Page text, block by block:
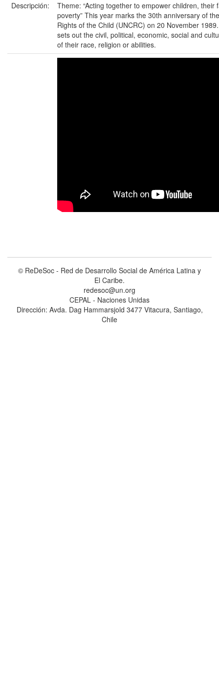
Descripción:
Theme: “Acting together to empower children,
poverty” This year marks the 30th anniversary of
Rights of the Child (UNCRC) on 20 November
sets out the civil, political, economic, social and
of their race, religion or abilities.
© ReDeSoc - Red de Desarrollo Social de América Latina y
El Caribe.
redesoc@un.org
CEPAL - Naciones Unidas
Dirección: Avda. Dag Hammarsjold 3477 Vitacura, Santiago,
Chile